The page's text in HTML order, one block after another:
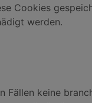
Cookies
werden.
Fällen keine